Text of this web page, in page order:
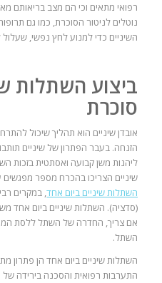
רפואי מתאים וכי הם מצב בריאותם
נוטלים לניטור הסוכרת, כמו גם
השיניים כדי למנוע לחץ נפשי, שעלול
ביצוע השתלות
סוכרת
אובדן שיניים הוא תהליך שיכול
הזנחה. בעבר הפתרון של שיניים
ליהנות משן קבועה ואסתטית בזכות
שיניים הצריכו בהכרח מספר מפגשים
השתלות שיניים ביום אחד, במקרים
(סדציה). השתלות שיניים ביום אחד
אם צריך, החדרה של השתל ללסת
השתל.
השתלות שיניים ביום אחד הן פתרון
התערבות רפואית והסכנה בירידה